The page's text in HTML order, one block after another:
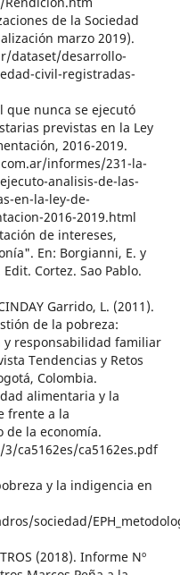
de la Sociedad
marzo 2019).
dataset/desarrollo-
civil-registradas-
que nunca se ejecutó
previstas en la Ley
2016-2019.
informes/231-la-
analisis-de-las-
en-la-ley-de-
2016-2019.html
de intereses,
En: Borgianni, E. y
Cortez. Sao Pablo.
Garrido, L. (2011).
de la pobreza:
responsabilidad familiar
Tendencias y Retos
Colombia.
alimentaria y la
frente a la
de la economía.
ca5162es/ca5162es.pdf
y la indigencia en
sociedad/
(2018). Informe Nº